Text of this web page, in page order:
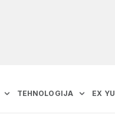
TEHNOLOGIJA EX YU